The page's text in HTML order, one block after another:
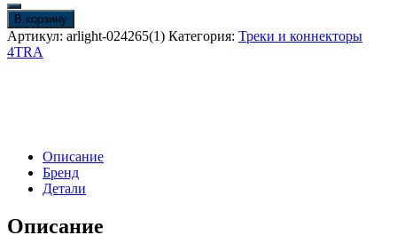
В корзину
Артикул: arlight-024265(1) Категория: Треки и коннекторы
4TRA
Описание
Бренд
Детали
Описание